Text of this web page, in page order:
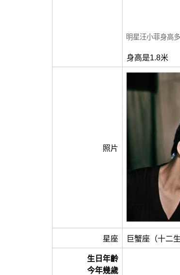
明星汪小菲身高多
身高是1.8米
照片
星座 巨蟹座（十二
生日年齡
今年幾歲